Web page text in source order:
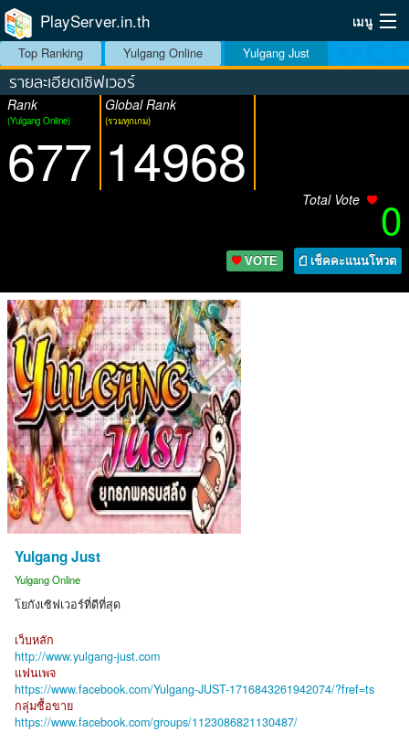
PlayServer.in.th เมนู
Home
Top Ranking Server
วิธีจัดอันดับ
ระบบสมาชิก
Top Ranking Yulgang Online Yulgang Just
รายละเอียดเซิฟเวอร์
Rank
(Yulgang Online)
677
Global Rank
(รวมทุกเกม)
14968
Total Vote 0
VOTE เช็คคะแนนโหวต
Yulgang Just
Yulgang Online
โยกังเซิฟเวอร์ที่ดีที่สุด
เว็บหลัก
http://www.yulgang-just.com
แฟนเพจ
https://www.facebook.com/Yulgang-JUST-1716843261942074/?fref=ts
กลุ่มซื้อขาย
https://www.facebook.com/groups/1123086821130487/